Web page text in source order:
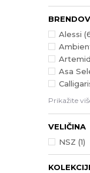
Alessi
Asa
Prikažite
VELIČINA
NSZ (1)